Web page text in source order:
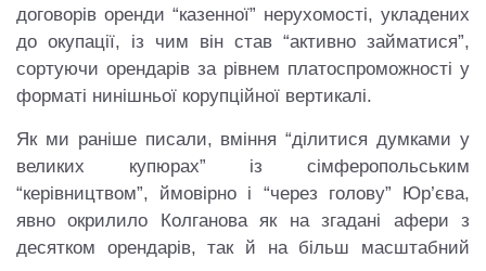
договорів оренди “казенної” нерухомості, укладених
до окупації, із чим він став “активно займатися”,
сортуючи орендарів за рівнем платоспроможності у
форматі нинішньої корупційної вертикалі.
Як ми раніше писали, вміння “ділитися думками у
великих купюрах” із сімферопольським
“керівництвом”, ймовірно і “через голову” Юр’єва,
явно окрилило Колганова як на згадані афери з
десятком орендарів, так й на більш масштабний